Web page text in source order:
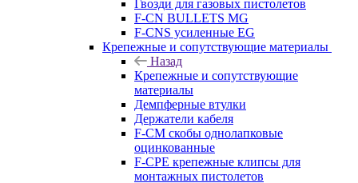
Гвозди для газовых пистолетов
F-CN BULLETS MG
F-CNS усиленные EG
Крепежные и сопутствующие материалы
Назад
Крепежные и сопутствующие
материалы
Демпферные втулки
Держатели кабеля
F-CM скобы однолапковые
оцинкованные
F-CPE крепежные клипсы для
монтажных пистолетов